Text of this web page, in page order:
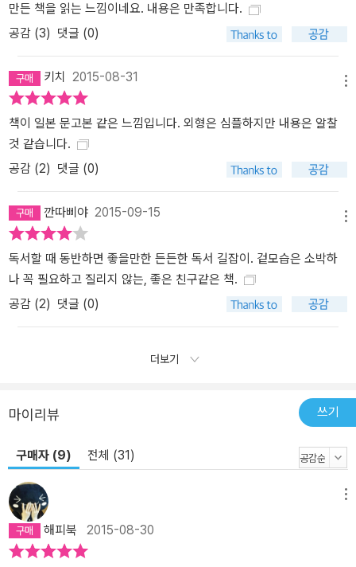
만든 책을 읽는 느낌이네요. 내용은 만족합니다.
공감 (3) 댓글 (0)
키치 2015-08-31
책이 일본 문고본 같은 느낌입니다. 외형은 심플하지만 내용은 알찰
것 같습니다.
공감 (2) 댓글 (0)
깐따삐야 2015-09-15
독서할 때 동반하면 좋을만한 든든한 독서 길잡이. 겉모습은 소박하
나 꼭 필요하고 질리지 않는, 좋은 친구같은 책.
공감 (2) 댓글 (0)
더보기
마이리뷰 쓰기
구매자 (9) 전체 (31)
해피북 2015-08-30